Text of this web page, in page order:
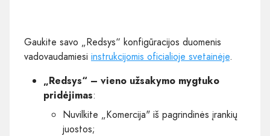
Gaukite savo „Redsys“ konfigūracijos duomenis
vadovaudamiesi instrukcijomis oficialioje svetainėje.
„Redsys“ – vieno užsakymo mygtuko
pridėjimas:
Nuvilkite „Komercija" iš pagrindinės įrankių
juostos;